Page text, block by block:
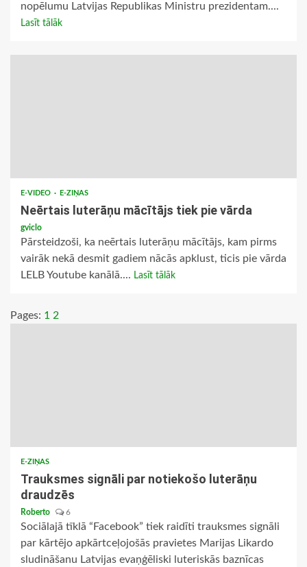
nopēlumu Latvijas Republikas Ministru prezidentam....
Lasīt tālāk
E-VIDEO E-ZIŅAS
Neērtais luterāņu mācītājs tiek pie vārda
gviclo
Pārsteidzoši, ka neērtais luterāņu mācītājs, kam pirms
vairāk nekā desmit gadiem nācās apklust, ticis pie vārda
LELB Youtube kanālā.... Lasīt tālāk
Pages: 1 2
E-ZIŅAS
Trauksmes signāli par notiekošo luterāņu
draudzēs
Roberto 6
Sociālajā tīklā “Facebook” tiek raidīti trauksmes signāli
par kārtējo apkārtceļojošās pravietes Marijas Likardo
sludināšanu Latvijas evaņģēliski luteriskās baznīcas